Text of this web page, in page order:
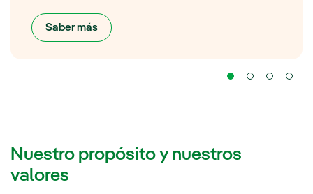
Saber más
Nuestro propósito y nuestros
valores